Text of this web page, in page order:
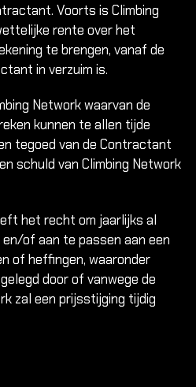
Voorts is Climbing
rente over het
te brengen, vanaf de
in verzuim is.
Network waarvan de
kunnen te allen tijde
tegoed van de Contractant
schuld van Climbing Network
het recht om jaarlijks al
of aan te passen aan een
of heffingen, waaronder
door of vanwege de
zal een prijsstijging tijdig